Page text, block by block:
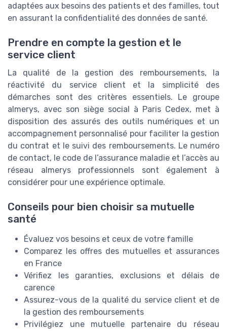
adaptées aux besoins des patients et des familles, tout
en assurant la confidentialité des données de santé.
Prendre en compte la gestion et le
service client
La qualité de la gestion des remboursements, la
réactivité du service client et la simplicité des
démarches sont des critères essentiels. Le groupe
almerys, avec son siège social à Paris Cedex, met à
disposition des assurés des outils numériques et un
accompagnement personnalisé pour faciliter la gestion
du contrat et le suivi des remboursements. Le numéro
de contact, le code de l’assurance maladie et l’accès au
réseau almerys professionnels sont également à
considérer pour une expérience optimale.
Conseils pour bien choisir sa mutuelle
santé
Évaluez vos besoins et ceux de votre famille
Comparez les offres des mutuelles et assurances
en France
Vérifiez les garanties, exclusions et délais de
carence
Assurez-vous de la qualité du service client et de
la gestion des remboursements
Privilégiez une mutuelle partenaire du réseau